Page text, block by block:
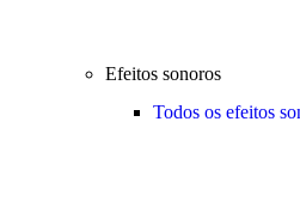
Efeitos sonoros
Todos os efeitos